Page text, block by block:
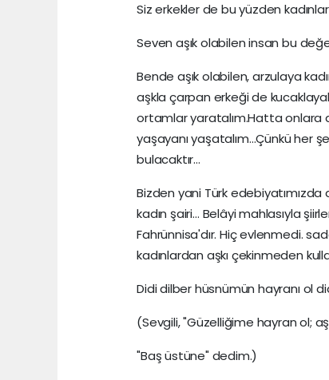
Siz erkekler de bu yüzden
Seven aşık olabilen insan bu
Bende aşık olabilen, arzulaya
aşkla çarpan erkeği de
ortamlar yaratalım.Hatta onlara
yaşayanı yaşatalım…Çünkü her
bulacaktır…
Bizden yani Türk edebiyatımızda
kadın şairi… Belâyi mahlasıyla
Fahrünnisa'dır. Hiç evlenmedi.
kadınlardan aşkı çekinmeden
Didi dilber hüsnümün hayranı ol
(Sevgili, "Güzelliğime hayran ol;
"Baş üstüne" dedim.)